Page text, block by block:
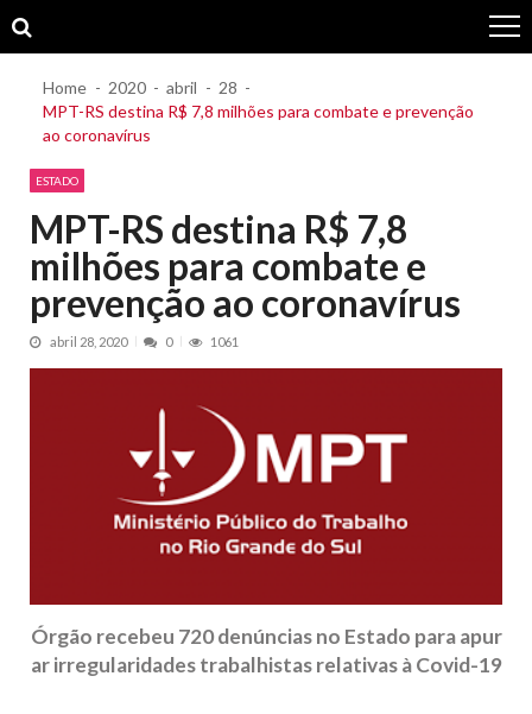
to
to
Home 2020 abril
28
MPT-RS destina R$ 7,8 milhões para combate e prevenção
ao coronavírus
ESTADO
MPT-RS destina R$ 7,8
milhões para combate e
prevenção ao coronavírus
abril 28, 2020 0 1061
Órgão recebeu 720 denúncias no Estado para apur
ar irregularidades trabalhistas relativas à Covid-19